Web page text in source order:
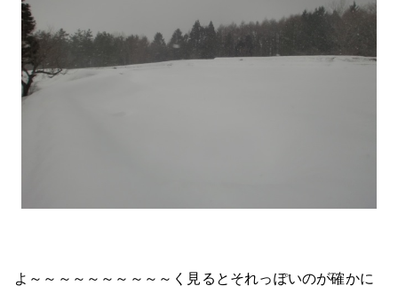
よ～～～～～～～～～～く見るとそれっぽいのが確かに